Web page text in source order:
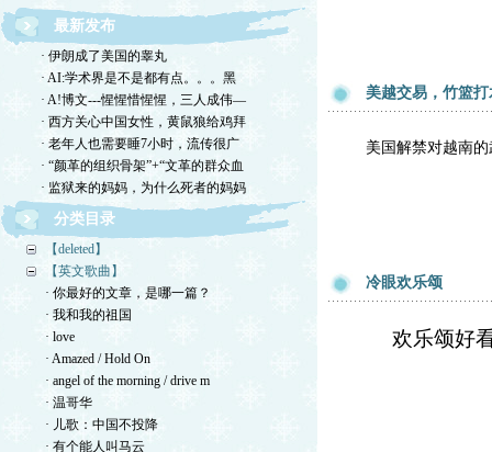
最新发布
· 伊朗成了美国的睾丸
· AI:学术界是不是都有点。。。黑
· A!博文---惺惺惜惺惺，三人成伟—
· 西方关心中国女性，黄鼠狼给鸡拜
· 老年人也需要睡7小时，流传很广
· “颜革的组织骨架”+“文革的群众血
· 监狱来的妈妈，为什么死者的妈妈
分类目录
【deleted】
【英文歌曲】
· 你最好的文章，是哪一篇？
· 我和我的祖国
· love
· Amazed / Hold On
· angel of the morning / drive m
· 温哥华
· 儿歌：中国不投降
· 有个能人叫马云
美越交易，竹篮打
美国解禁对越南
冷眼欢乐颂
欢乐颂好